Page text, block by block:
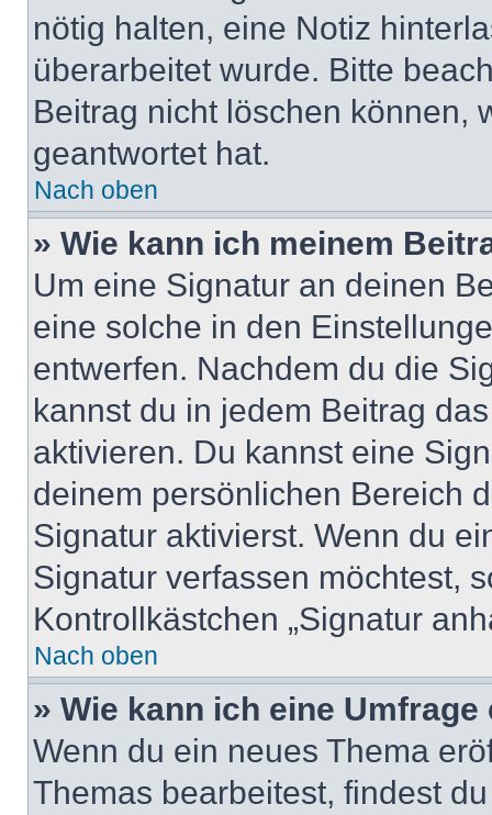
nötig halten, eine Notiz
überarbeitet wurde. Bitte
Beitrag nicht löschen können,
geantwortet hat.
Nach oben
» Wie kann ich meinem
Um eine Signatur an deinen
eine solche in den
entwerfen. Nachdem du die
kannst du in jedem Beitrag
aktivieren. Du kannst eine
deinem persönlichen Bereich
Signatur aktivierst. Wenn du
Signatur verfassen möchtest,
Kontrollkästchen „Signatur
Nach oben
» Wie kann ich eine
Wenn du ein neues Thema
Themas bearbeitest, findest